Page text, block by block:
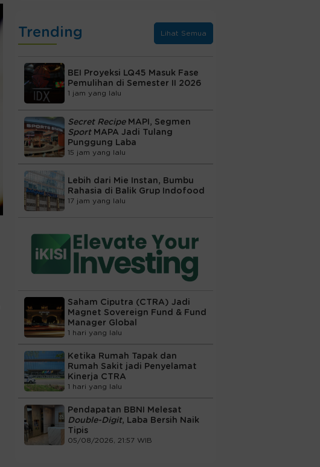
Trending Lihat Semua
BEI Proyeksi LQ45 Masuk Fase
Pemulihan di Semester II 2026
1 jam yang lalu
Secret RecipeMAPI, Segmen
Sport MAPA Jadi Tulang
Punggung Laba
15 jam yang lalu
Lebih dari Mie Instan, Bumbu
Rahasia di Balik Grup Indofood
17 jam yang lalu
Saham Ciputra (CTRA) Jadi
Magnet Sovereign Fund & Fund
Manager Global
1 hari yang lalu
Ketika Rumah Tapak dan
Rumah Sakit jadi Penyelamat
Kinerja CTRA
1 hari yang lalu
Pendapatan BBNI Melesat
Double-Digit, Laba Bersih Naik
Tipis
05/08/2026, 21:57 WIB